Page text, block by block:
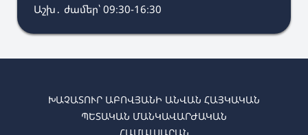
Աշխ․ ժամեր՝ 09։30-16։30
ԽԱՉԱՏՈՒՐ ԱԲՈՎՅԱՆԻ ԱՆՎԱՆ ՀԱՅԿԱԿԱՆ
ՊԵՏԱԿԱՆ ՄԱՆԿԱՎԱՐԺԱԿԱՆ